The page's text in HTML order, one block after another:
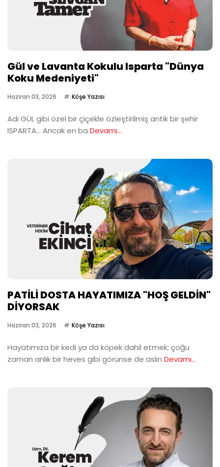
Gül ve Lavanta Kokulu Isparta "Dünya
Koku Medeniyeti"
Haziran 03, 2026 Köşe Yazısı
Adı GÜL gibi özel bir çiçekle özleştirilmiş antik bir şehir
ISPARTA… Ancak en ba Devamı...
PATİLİ DOSTA HAYATIMIZA "HOŞ GELDİN"
DİYORSAK
Haziran 03, 2026 Köşe Yazısı
Hayatımıza bir kedi ya da köpek dahil etmek; çoğu
zaman anlık bir heves gibi görünse de aslın Devamı...